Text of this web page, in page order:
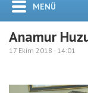
MENÜ
Anamur
17 Ekim 2018 - 14:01